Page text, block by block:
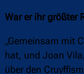
War er ihr größter
„Gemeinsam mit
hat, und Joan
über den